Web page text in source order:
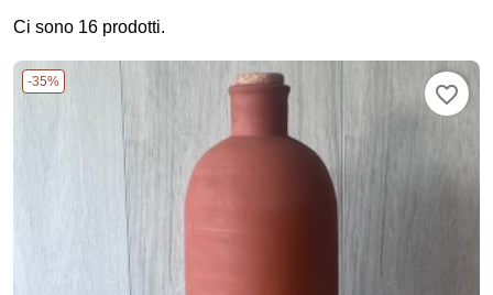
Ci sono 16 prodotti.
-35%
favorite_border